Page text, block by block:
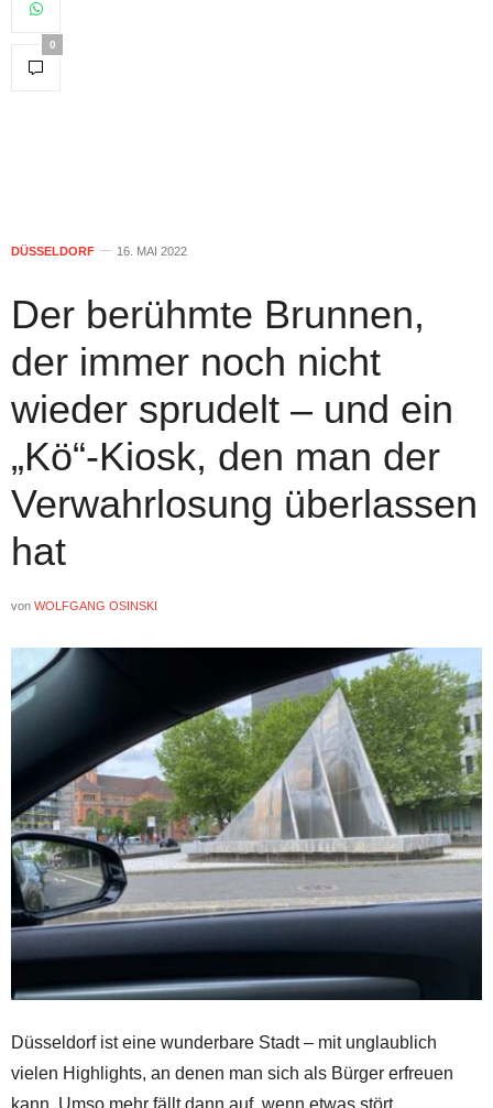
0
DÜSSELDORF 16. MAI 2022
Der berühmte Brunnen,
der immer noch nicht
wieder sprudelt – und ein
„Kö“-Kiosk, den man der
Verwahrlosung überlassen
hat
von WOLFGANG OSINSKI
Düsseldorfist eine wunderbare Stadt – mit unglaublich
vielen Highlights, an denen man sich als Bürger erfreuen
kann. Umso mehr fällt dann auf, wenn etwas stört,